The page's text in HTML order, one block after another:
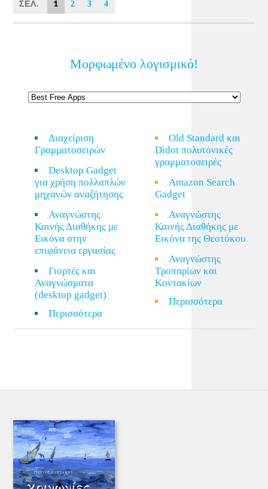
ΣΕΛ. 1 2 3 4
Μορφωμένο λογισμικό!
Διαχείριση
Γραμματοσειρών
Desktop Gadget
για χρήση πολλαπλών
μηχανών αναζήτησης
Αναγνώστης
Καινής Διαθήκης με
Εικόνα στην
επιφάνεια εργασίας
Γιορτές και
Αναγνώσματα
(desktop gadget)
Περισσότερα
Old Standard και
Didot πολυτονικές
γραμματοσειρές
Amazon Search
Gadget
Αναγνώστης
Καινής Διαθήκης με
Εικόνα της Θεοτόκου
Αναγνώστης
Τροπαρίων και
Κοντακίων
Περισσότερα